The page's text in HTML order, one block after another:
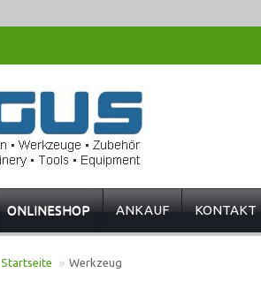
ONLINESHOP ANKAUF KONTAKT
Startseite » Werkzeug